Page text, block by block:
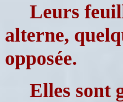
Leurs
alterne,
opposée.
Elles sont